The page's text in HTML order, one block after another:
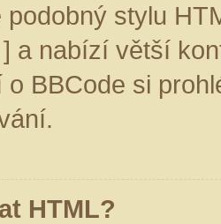
podobný stylu
a nabízí větší
BBCode si
HTML?